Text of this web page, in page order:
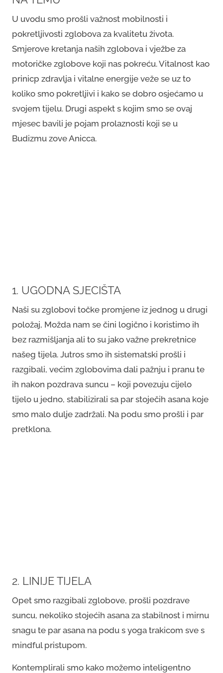
U uvodu smo prošli važnost mobilnosti i
pokretljivosti zglobova za kvalitetu života.
Smjerove kretanja naših zglobova i vježbe za
motoričke zglobove koji nas pokreću. Vitalnost kao
prinicp zdravlja i vitalne energije veže se uz to
koliko smo pokretljivi i kako se dobro osjećamo u
svojem tijelu. Drugi aspekt s kojim smo se ovaj
mjesec bavili je pojam prolaznosti koji se u
Budizmu zove Anicca.
1. UGODNA SJECIŠTA
Naši su zglobovi točke promjene iz jednog u drugi
položaj, Možda nam se čini logično i koristimo ih
bez razmišljanja ali to su jako važne prekretnice
našeg tijela. Jutros smo ih sistematski prošli i
razgibali, većim zglobovima dali pažnju i pranu te
ih nakon pozdrava suncu – koji povezuju cijelo
tijelo u jedno, stabilizirali sa par stoječih asana koje
smo malo dulje zadržali. Na podu smo prošli i par
pretklona.
2. LINIJE TIJELA
Opet smo razgibali zglobove, prošli pozdrave
suncu, nekoliko stojećih asana za stabilnost i mirnu
snagu te par asana na podu s yoga trakicom sve s
mindful pristupom.
Kontemplirali smo kako možemo inteligentno